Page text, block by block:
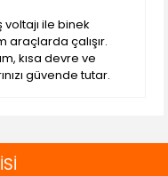
voltajı ile binek
çalışır.
kısa devre ve
güvende tutar.